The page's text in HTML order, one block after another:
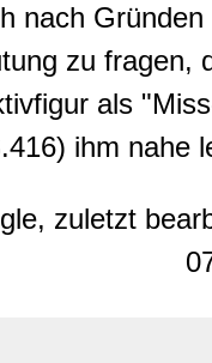
nach Gründen
zu fragen,
als
ihm nahe
zuletzt